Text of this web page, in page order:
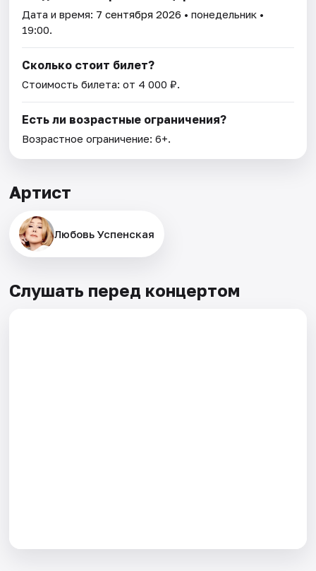
Дата и время: 7 сентября 2026 • понедельник •
19:00.
Сколько стоит билет?
Стоимость билета: от 4 000 ₽.
Есть ли возрастные ограничения?
Возрастное ограничение: 6+.
Артист
Любовь Успенская
Слушать перед концертом